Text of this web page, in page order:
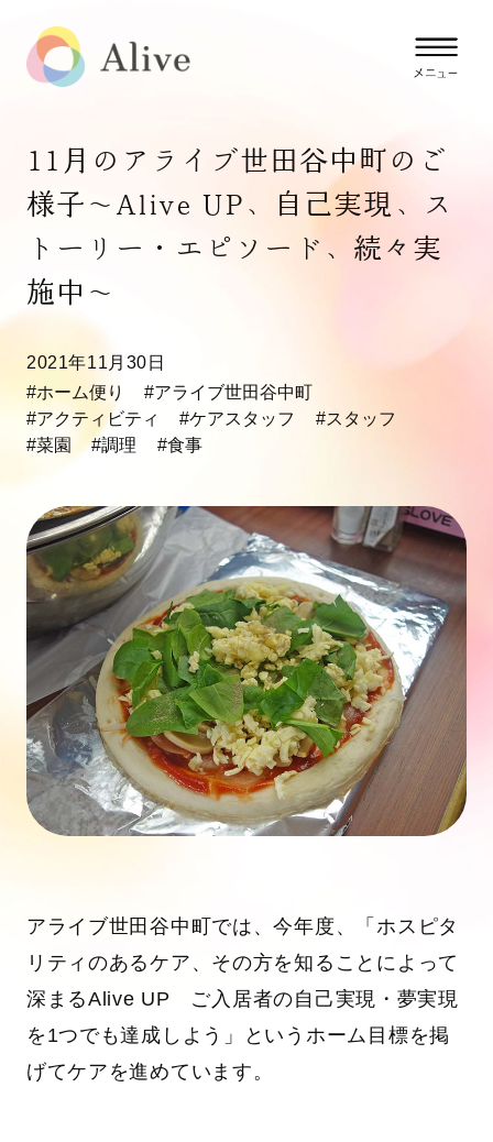
11月のアライブ世田谷中町のご
様子〜Alive UP、自己実現、ス
トーリー・エピソード、続々実
施中〜
2021年11月30日
#ホーム便り
#アライブ世田谷中町
#アクティビティ
#ケアスタッフ
#スタッフ
#菜園
#調理 #食事
アライブ世田谷中町では、今年度、「ホスピタ
リティのあるケア、その方を知ることによって
深まるAlive UP ご入居者の自己実現・夢実現
を1つでも達成しよう」というホーム目標を掲
げてケアを進めています。